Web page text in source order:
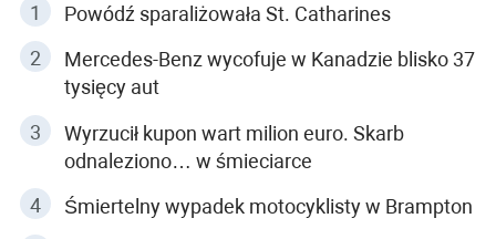
Powódź sparaliżowała St. Catharines
Mercedes-Benz wycofuje w Kanadzie blisko 37
tysięcy aut
Wyrzucił kupon wart milion euro. Skarb
odnaleziono… w śmieciarce
Śmiertelny wypadek motocyklisty w Brampton